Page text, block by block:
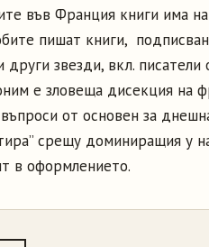
във Франция книги има
пишат книги,
други звезди, вкл.
е зловеща дисекция на
от основен за
срещу доминиращия у
в оформлението.